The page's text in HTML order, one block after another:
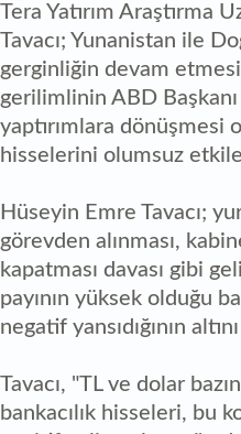
Tera Yatırım Araştırma
Tavacı; Yunanistan ile
gerginliğin devam
gerilimlinin ABD
yaptırımlara dönüşmesi
hisselerini olumsuz
Hüseyin Emre Tavacı;
görevden alınması,
kapatması davası gibi
payının yüksek olduğu
negatif yansıdığının
Tavacı, "TL ve dolar
bankacılık hisseleri, bu